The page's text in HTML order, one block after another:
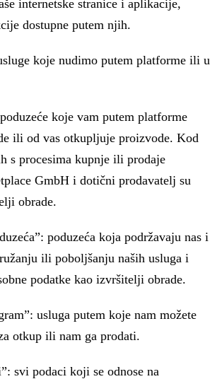
internetske stranice i aplikacije,
dostupne putem njih.
koje nudimo putem platforme ili u
koje vam putem platforme
ili od vas otkupljuje proizvode. Kod
s procesima kupnje ili prodaje
GmbH i dotični prodavatelj su
obrade.
poduzeća koja podržavaju nas i
ili poboljšanju naših usluga i
podatke kao izvršitelji obrade.
usluga putem koje nam možete
otkup ili nam ga prodati.
svi podaci koji se odnose na